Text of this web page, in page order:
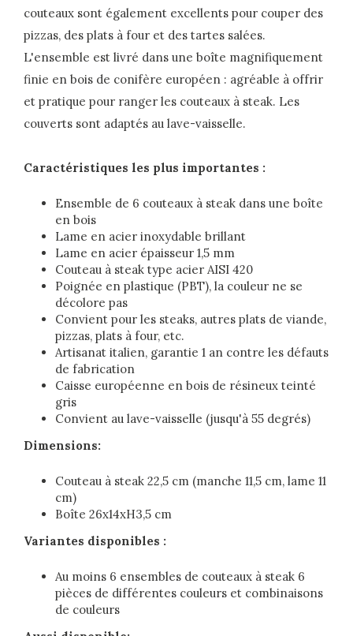
couteaux sont également excellents pour couper des
pizzas, des plats à four et des tartes salées.
L'ensemble est livré dans une boîte magnifiquement
finie en bois de conifère européen : agréable à offrir
et pratique pour ranger les couteaux à steak. Les
couverts sont adaptés au lave-vaisselle.
Caractéristiques les plus importantes :
Ensemble de 6 couteaux à steak dans une boîte
en bois
Lame en acier inoxydable brillant
Lame en acier épaisseur 1,5 mm
Couteau à steak type acier AISI 420
Poignée en plastique (PBT), la couleur ne se
décolore pas
Convient pour les steaks, autres plats de viande,
pizzas, plats à four, etc.
Artisanat italien, garantie 1 an contre les défauts
de fabrication
Caisse européenne en bois de résineux teinté
gris
Convient au lave-vaisselle (jusqu'à 55 degrés)
Dimensions:
Couteau à steak 22,5 cm (manche 11,5 cm, lame 11
cm)
Boîte 26x14xH3,5 cm
Variantes disponibles :
Au moins 6 ensembles de couteaux à steak 6
pièces de différentes couleurs et combinaisons
de couleurs